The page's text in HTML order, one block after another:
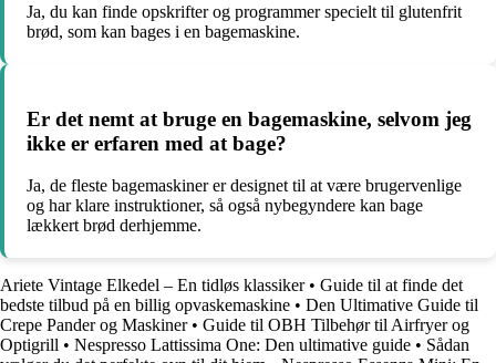
Ja, du kan finde opskrifter og programmer specielt til glutenfrit
brød, som kan bages i en bagemaskine.
Er det nemt at bruge en bagemaskine, selvom jeg
ikke er erfaren med at bage?
Ja, de fleste bagemaskiner er designet til at være brugervenlige
og har klare instruktioner, så også nybegyndere kan bage
lækkert brød derhjemme.
Ariete Vintage Elkedel – En tidløs klassiker• Guide til at finde det
bedste tilbud på en billig opvaskemaskine • Den Ultimative Guide til
Crepe Pander og Maskiner• Guide til OBH Tilbehør til Airfryer og
Optigrill • Nespresso Lattissima One: Den ultimative guide • Sådan